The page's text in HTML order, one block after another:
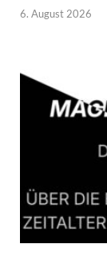
6. August 2026